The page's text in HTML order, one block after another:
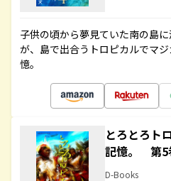
子供の頃から夢見ていた南の島
が、島で出合うトロピカルでマ
憶。
とろとろト
記憶。 第5
D-Books